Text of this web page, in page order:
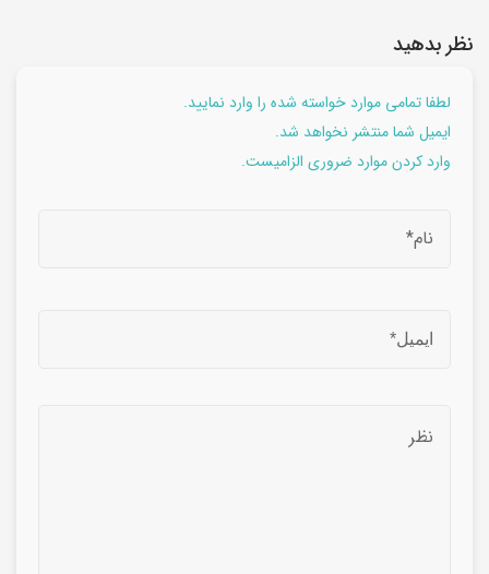
نظر بدهید
لطفا تمامی موارد خواسته شده را وارد نمایید.
ایمیل شما منتشر نخواهد شد.
وارد کردن موارد ضروری الزامیست.